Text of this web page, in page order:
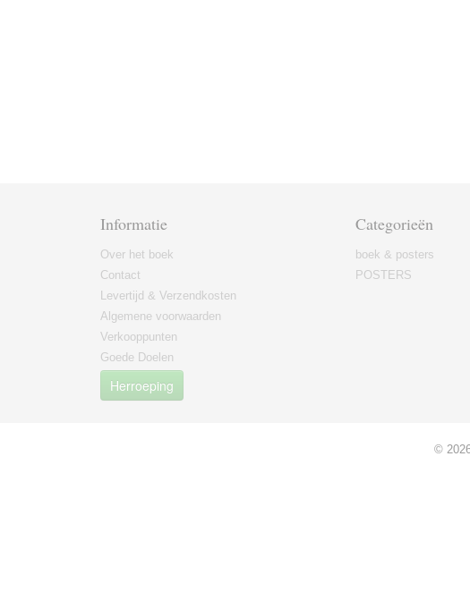
Informatie
Over het boek
Contact
Levertijd & Verzendkosten
Algemene voorwaarden
Verkooppunten
Goede Doelen
Herroeping
Categorieën
boek & posters
POSTERS
©